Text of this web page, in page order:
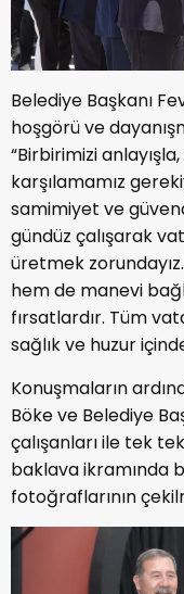
Belediye Başkanı
hoşgörü ve
“Birbirimizi
karşılamamız
samimiyet ve
gündüz çalışarak
üretmek
hem de manevi
fırsatlardır. Tüm
sağlık ve huzur
Konuşmaların
Böke ve Belediye
çalışanları ile tek
baklava ikramında
fotoğraflarının